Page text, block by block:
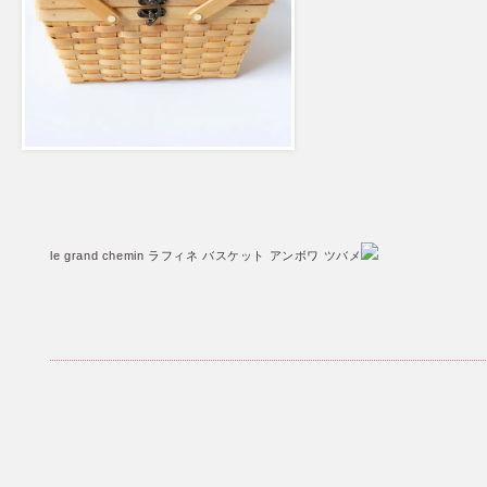
le grand chemin ラフィネ バスケット アンボワ ツバメ